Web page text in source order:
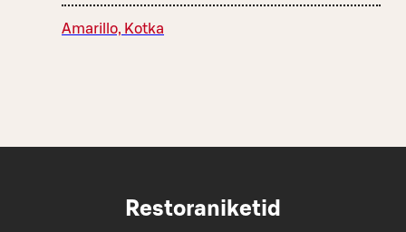
Amarillo, Kotka
Restoraniketid